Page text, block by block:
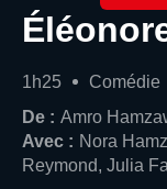
1h25 Comédie
De : Amro
Avec : Nora
Reymond, Julia